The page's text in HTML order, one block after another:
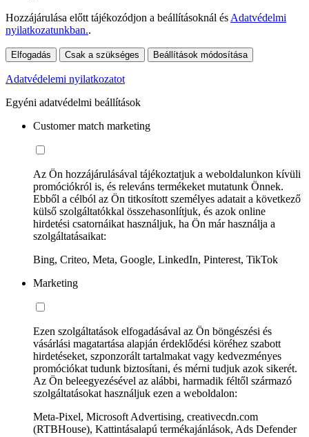
Hozzájárulása előtt tájékozódjon a beállításoknál és Adatvédelmi
nyilatkozatunkban..
Elfogadás Csak a szükséges Beállítások módosítása
Adatvédelemi nyilatkozatot
Egyéni adatvédelmi beállítások
Customer match marketing
Az Ön hozzájárulásával tájékoztatjuk a weboldalunkon kívüli
promóciókról is, és releváns termékeket mutatunk Önnek.
Ebből a célból az Ön titkosított személyes adatait a következő
külső szolgáltatókkal összehasonlítjuk, és azok online
hirdetési csatornáikat használjuk, ha Ön már használja a
szolgáltatásaikat:
Bing, Criteo, Meta, Google, LinkedIn, Pinterest, TikTok
Marketing
Ezen szolgáltatások elfogadásával az Ön böngészési és
vásárlási magatartása alapján érdeklődési köréhez szabott
hirdetéseket, szponzorált tartalmakat vagy kedvezményes
promóciókat tudunk biztosítani, és mérni tudjuk azok sikerét.
Az Ön beleegyezésével az alábbi, harmadik féltől származó
szolgáltatásokat használjuk ezen a weboldalon:
Meta-Pixel, Microsoft Advertising, creativecdn.com
(RTBHouse), Kattintásalapú termékajánlások, Ads Defender